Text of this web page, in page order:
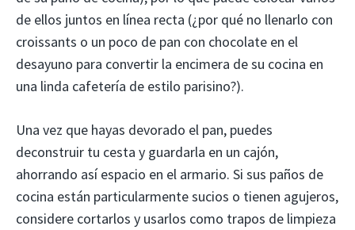
de ellos juntos en línea recta (¿por qué no llenarlo con
croissants o un poco de pan con chocolate en el
desayuno para convertir la encimera de su cocina en
una linda cafetería de estilo parisino?).
Una vez que hayas devorado el pan, puedes
deconstruir tu cesta y guardarla en un cajón,
ahorrando así espacio en el armario. Si sus paños de
cocina están particularmente sucios o tienen agujeros,
considere cortarlos y usarlos como trapos de limpieza